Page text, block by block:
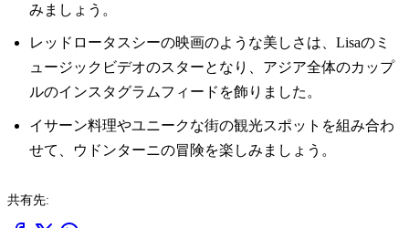
みましょう。
レッドロータスシーの映画のような美しさは、Lisaのミ
ュージックビデオのスターとなり、アジア全体のカップ
ルのインスタグラムフィードを飾りました。
イサーン料理やユニークな街の観光スポットを組み合わ
せて、ウドンターニの冒険を楽しみましょう。
共有先: